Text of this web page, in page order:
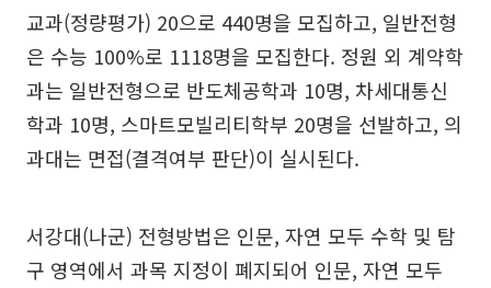
교과(정량평가) 20으로 440명을 모집하고, 일반전형
은 수능 100%로 1118명을 모집한다. 정원 외 계약학
과는 일반전형으로 반도체공학과 10명, 차세대통신
학과 10명, 스마트모빌리티학부 20명을 선발하고, 의
과대는 면접(결격여부 판단)이 실시된다.
서강대(나군) 전형방법은 인문, 자연 모두 수학 및 탐
구 영역에서 과목 지정이 폐지되어 인문, 자연 모두